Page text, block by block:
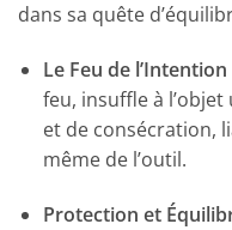
dans sa quête
Le Feu de l’Intention
feu, insuffle à
et de consécration,
même de l’outil.
Protection et